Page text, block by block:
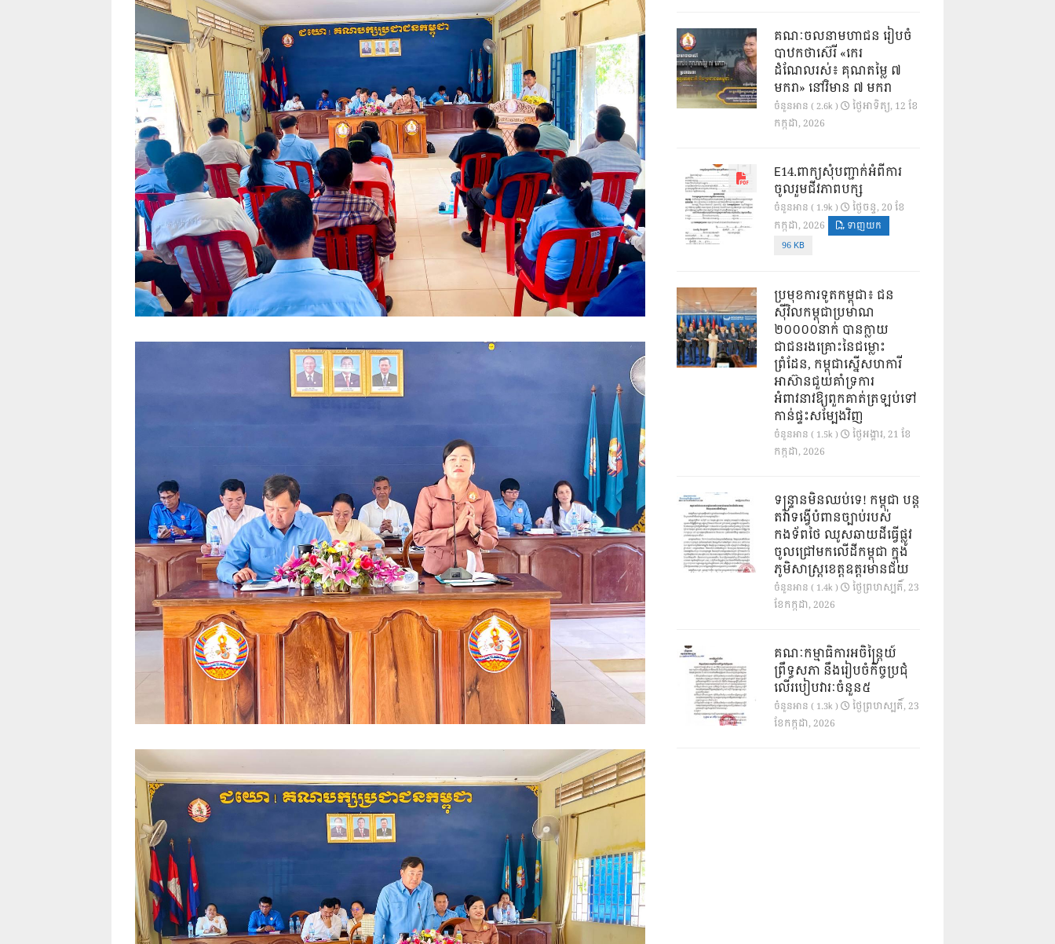
គណៈចលនាមហាជន រៀបចំ
បាឋកថាស៊េរី «កេរ
ដំណែលរស់៖ គុណតម្លៃ ៧
មករា» នៅវិមាន ៧ មករា
ចំនួនអាន ( 2.6k )
ថ្ងៃ​អាទិត្យ, 12 ខែ​
កក្កដា, 2026
E14.ពាក្យសុំបញ្ជាក់អំពីការ
ចូលរួមជីវភាពបក្ស
ចំនួនអាន ( 1.9k )
ថ្ងៃ​ចន្ទ, 20 ខែ​
កក្កដា, 2026
ទាញយក
96 KB
ប្រមុខការទូតកម្ពុជា៖ ជន
ស៊ីវិលកម្ពុជាប្រមាណ
២០០០០នាក់ បានក្លាយ
ជាជនរងគ្រោះនៃជម្លោះ
ព្រំដែន, កម្ពុជាស្នើសហការី
អាស៊ានជួយគាំទ្រការ
អំពាវនាវឱ្យពួកគាត់ត្រឡប់ទៅ
កាន់ផ្ទះសម្បែងវិញ
ចំនួនអាន ( 1.5k )
ថ្ងៃ​អង្គារ, 21 ខែ​
កក្កដា, 2026
ទន្ទ្រានមិនឈប់ទេ! កម្ពុជា បន្ត
តវ៉ាទង្វើបំពានច្បាប់របស់
កងទ័ពថៃ ឈូសឆាយដីធ្វើផ្លូវ
ចូលជ្រៅមកលើដីកម្ពុជា ក្នុង
ភូមិសាស្ត្រខេត្តឧត្តរមានជ័យ
ចំនួនអាន ( 1.4k )
ថ្ងៃ​ព្រហស្បតិ៍, 23
ខែ​កក្កដា, 2026
គណៈកម្មាធិការអចិន្ត្រៃយ៍
ព្រឹទ្ធសភា នឹងរៀបចំកិច្ចប្រជុំ
លើរបៀបវារៈចំនួន៥
ចំនួនអាន ( 1.3k )
ថ្ងៃ​ព្រហស្បតិ៍, 23
ខែ​កក្កដា, 2026